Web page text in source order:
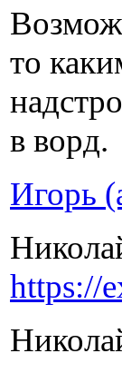
то
в ворд.
Игорь
https://